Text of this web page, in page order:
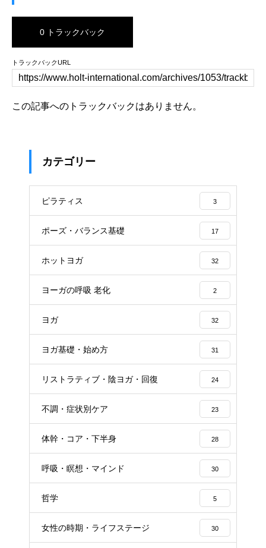
0 トラックバック
トラックバックURL
この記事へのトラックバックはありません。
カテゴリー
ピラティス 3
ポーズ・バランス基礎 17
ホットヨガ 32
ヨーガの呼吸 老化 2
ヨガ 32
ヨガ基礎・始め方 31
リストラティブ・陰ヨガ・回復 24
不調・症状別ケア 23
体幹・コア・下半身 28
呼吸・瞑想・マインド 30
哲学 5
女性の時期・ライフステージ 30